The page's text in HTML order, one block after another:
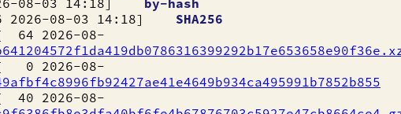
03 14:18] by-hash
08-03 14:18] SHA256
08-
08-
08-